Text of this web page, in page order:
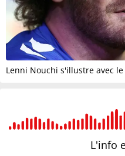
Lenni Nouchi s'illustre avec le
L'info